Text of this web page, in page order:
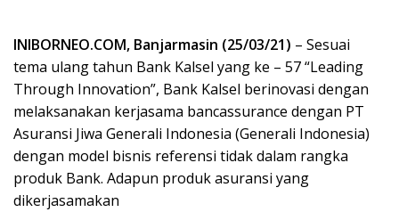
INIBORNEO.COM, Banjarmasin (25/03/21) – Sesuai
tema ulang tahun Bank Kalsel yang ke – 57 “Leading
Through Innovation”, Bank Kalsel berinovasi dengan
melaksanakan kerjasama bancassurance dengan PT
Asuransi Jiwa Generali Indonesia (Generali Indonesia)
dengan model bisnis referensi tidak dalam rangka
produk Bank. Adapun produk asuransi yang
dikerjasamakan